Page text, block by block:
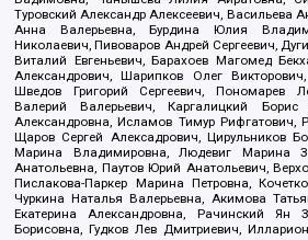
Туровский Александр Алексеевич, Васильева
Анна Валерьевна, Бурдина Юлия
Николаевич, Пивоваров Андрей Сергеевич,
Виталий Евгеньевич, Барахоев Магомед
Александрович, Шарипков Олег
Шведов Григорий Сергеевич, Пономарев
Валерий Валерьевич, Каргалицкий
Александровна, Исламов Тимур Рифгатович,
Щаров Сергей Алексадрович, Цирульников
Марина Владимировна, Людевиг Марина
Анатольевна, Паутов Юрий Анатольевич,
Пислакова-Паркер Марина Петровна,
Чуркина Наталья Валерьевна, Акимова
Екатерина Александровна, Рачинский Ян
Борисовна, Гудков Лев Дмитриевич,